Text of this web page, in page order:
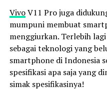
VivoV11 Pro juga
mumpuni membuat
menggiurkan. Terlebih
sebagai teknologi yang
smartphone di Indonesia
spesifikasi apa saja yang
simak spesifikasinya!